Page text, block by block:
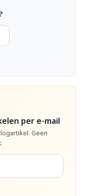
per e-mail
Geen